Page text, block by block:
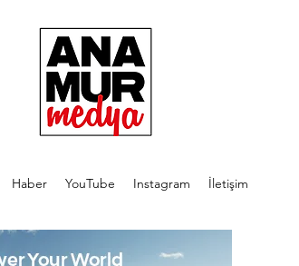
Haber YouTube Instagram İletişim